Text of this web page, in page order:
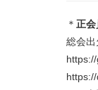
＊ 正会
総会出